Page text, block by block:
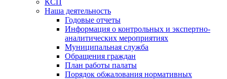
КСП
Наша деятельность
Годовые отчеты
Информация о контрольных и экспертно-
аналитических мероприятиях
Муниципальная служба
Обращения граждан
План работы палаты
Порядок обжалования нормативных